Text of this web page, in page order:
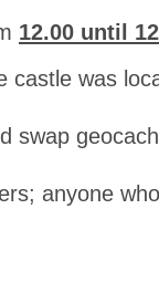
12.00 until
castle was
swap
anyone